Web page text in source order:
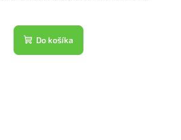
Do košíka